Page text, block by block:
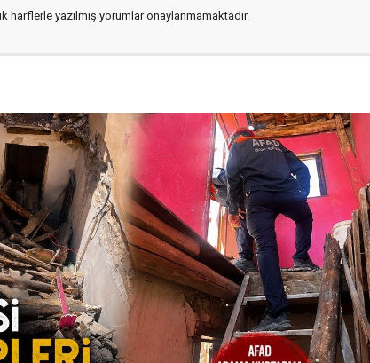
harflerle yazılmış yorumlar onaylanmamaktadır.